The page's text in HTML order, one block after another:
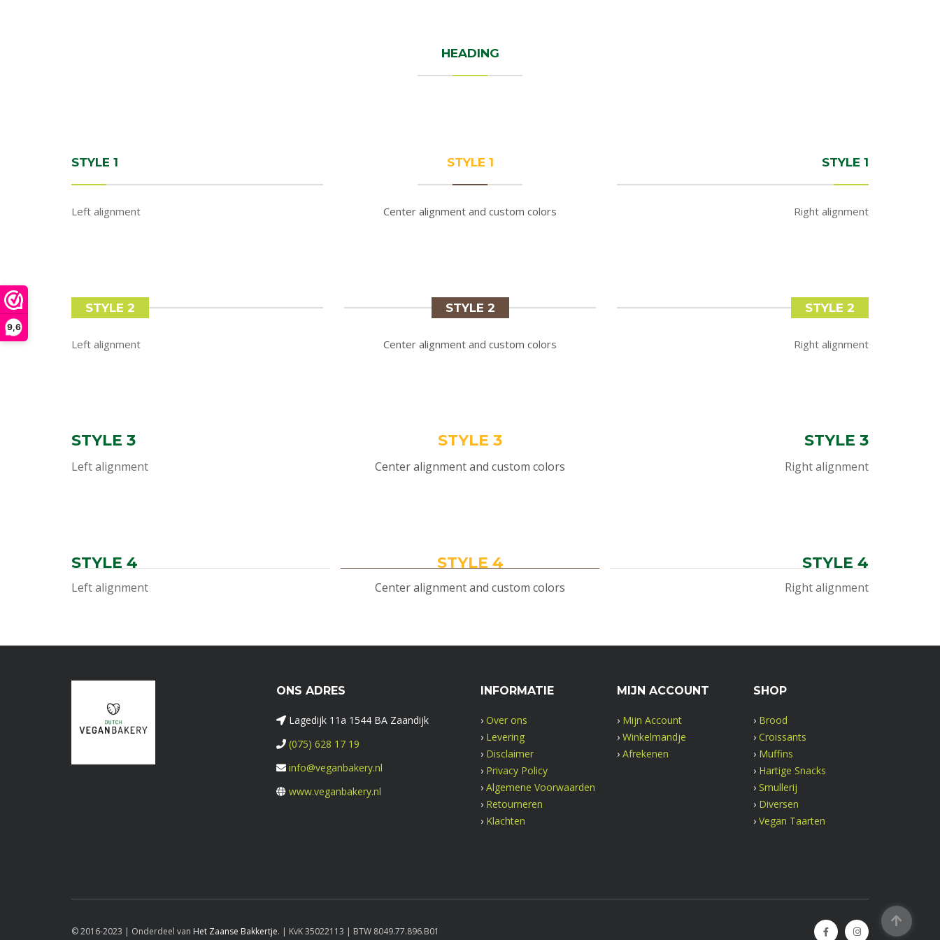
9,6
HEADING
STYLE 1
Left alignment
STYLE 1
Center alignment and custom colors
STYLE 1
Right alignment
STYLE 2
Left alignment
STYLE 2
Center alignment and custom colors
STYLE 2
Right alignment
STYLE 3
Left alignment
STYLE 3
Center alignment and custom colors
STYLE 3
Right alignment
STYLE 4
Left alignment
STYLE 4
Center alignment and custom colors
STYLE 4
Right alignment
ONS ADRES
Lagedijk 11a 1544 BA Zaandijk
(075) 628 17 19
info@veganbakery.nl
www.veganbakery.nl
INFORMATIE
› Over ons
› Levering
› Disclaimer
› Privacy Policy
› Algemene Voorwaarden
› Retourneren
› Klachten
MIJN ACCOUNT
› Mijn Account
› Winkelmandje
› Afrekenen
SHOP
› Brood
› Croissants
› Muffins
› Hartige Snacks
› Smullerij
› Diversen
› Vegan Taarten
© 2016-2023 | Onderdeel van Het Zaanse Bakkertje. | KvK 35022113 | BTW 8049.77.896.B01